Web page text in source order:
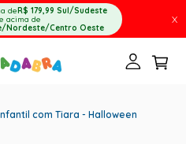
deR$ 179,99 Sul/Sudeste
e acima de
Nordeste/Centro Oeste
X
com Tiara - Halloween